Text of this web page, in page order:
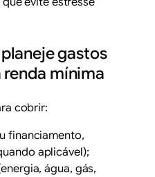
gastos
mínima
cobrir:
financiamento,
aplicável);
água, gás,